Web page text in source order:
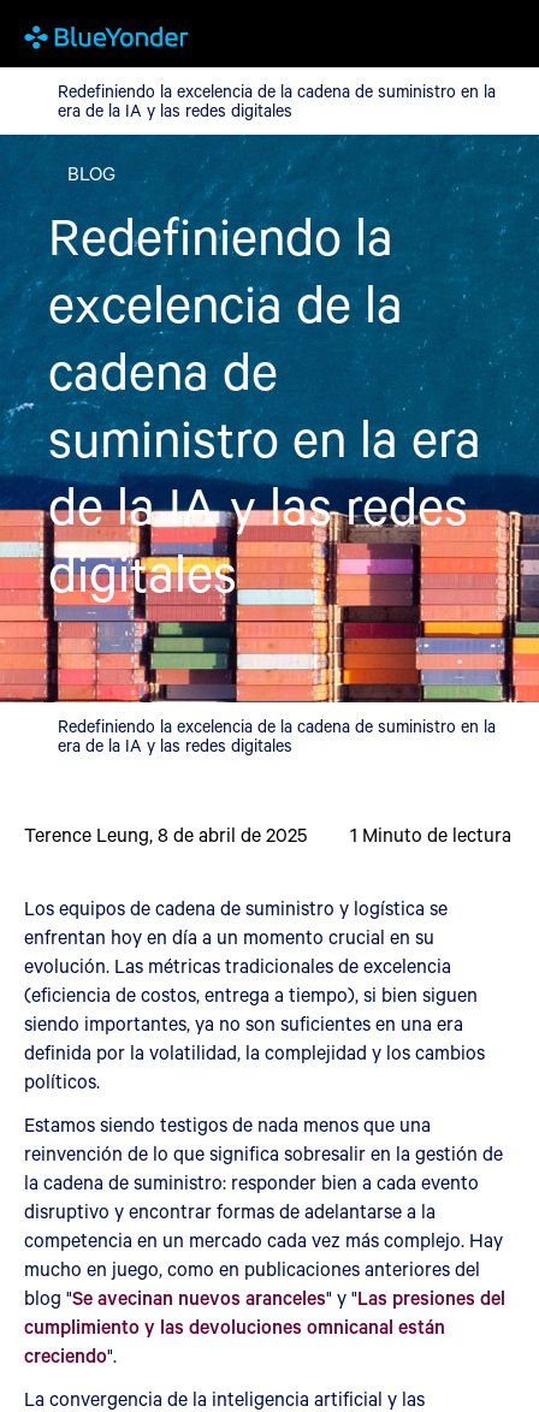
Redefiniendo la excelencia de la cadena de suministro en la era
Redefiniendo la excelencia de la cadena de suministro en la
era de la IA y las redes digitales
BLOG
Redefiniendo la
excelencia de la
cadena de
suministro en la era
de la IA y las redes
digitales
Redefiniendo la excelencia de la cadena de suministro en la
era de la IA y las redes digitales
Terence Leung,8 de abril de 2025 1 Minuto de lectura
Los equipos de cadena de suministro y logística se
enfrentan hoy en día a un momento crucial en su
evolución. Las métricas tradicionales de excelencia
(eficiencia de costos, entrega a tiempo), si bien siguen
siendo importantes, ya no son suficientes en una era
definida por la volatilidad, la complejidad y los cambios
políticos.
Estamos siendo testigos de nada menos que una
reinvención de lo que significa sobresalir en la gestión de
la cadena de suministro: responder bien a cada evento
disruptivo y encontrar formas de adelantarse a la
competencia en un mercado cada vez más complejo. Hay
mucho en juego, como en publicaciones anteriores del
blog "Se avecinan nuevos aranceles" y "Las presiones del
cumplimiento y las devoluciones omnicanal están
creciendo".
La convergencia de la inteligencia artificial y las